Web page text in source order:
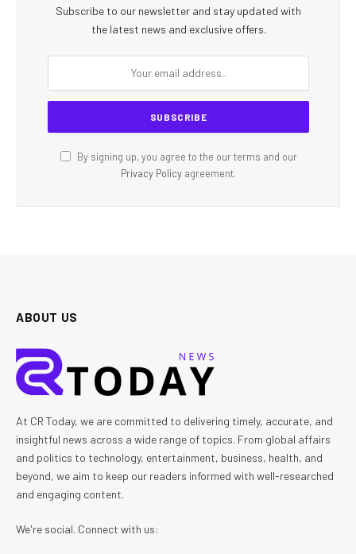
Subscribe to our newsletter and stay updated with
the latest news and exclusive offers.
By signing up, you agree to the our terms and our
Privacy Policy agreement.
ABOUT US
At CR Today, we are committed to delivering timely, accurate, and
insightful news across a wide range of topics. From global affairs
and politics to technology, entertainment, business, health, and
beyond, we aim to keep our readers informed with well-researched
and engaging content.
We're social. Connect with us: